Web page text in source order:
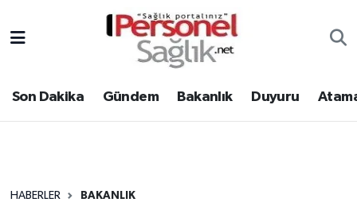
Son Dakika Gündem Bakanlık Duyuru
HABERLER BAKANLIK
Gündem
Nöbetçi Eczaneler
Hava Durumu